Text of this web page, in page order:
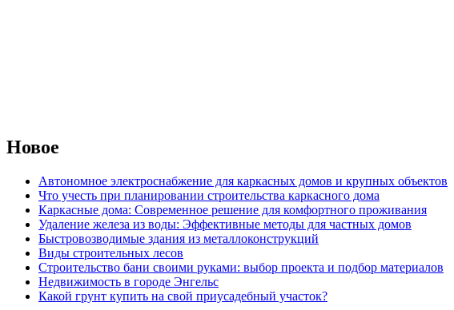
Новое
Автономное электроснабжение для каркасных домов и крупных объектов
Что учесть при планировании строительства каркасного дома
Каркасные дома: Современное решение для комфортного проживания
Удаление железа из воды: Эффективные методы для частных домов
Быстровозводимые здания из металлоконструкций
Виды строительных лесов
Строительство бани своими руками: выбор проекта и подбор материалов
Недвижимость в городе Энгельс
Какой грунт купить на свой приусадебный участок?